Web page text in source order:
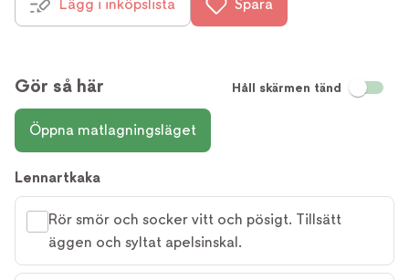
Lägg i inköpslista Spara
Gör så här Håll skärmen tänd
Öppna matlagningsläget
Lennartkaka
Rör smör och socker vitt och pösigt. Tillsätt
äggen och syltat apelsinskal.